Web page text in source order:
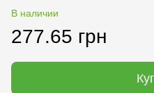
В наличии
277.65 грн